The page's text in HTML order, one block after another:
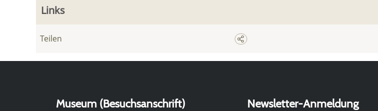
Links
Teilen
Museum (Besuchsanschrift) Newsletter-Anmeldung